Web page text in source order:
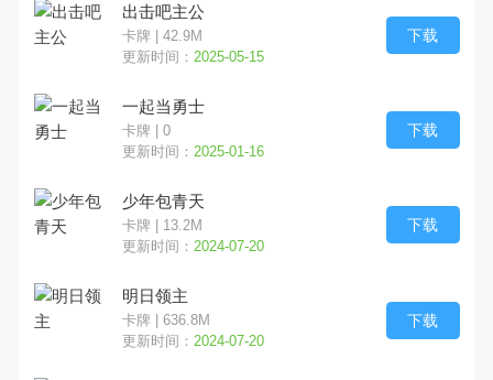
出击吧主公
卡牌 | 42.9M
更新时间： 2025-05-15
下载
一起当勇士
卡牌 | 0
更新时间： 2025-01-16
下载
少年包青天
卡牌 | 13.2M
更新时间： 2024-07-20
下载
明日领主
卡牌 | 636.8M
更新时间： 2024-07-20
下载